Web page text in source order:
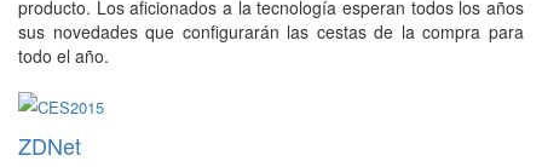
producto. Los aficionados a la tecnología esperan todos los años
sus novedades que configurarán las cestas de la compra para
todo el año.
ZDNet